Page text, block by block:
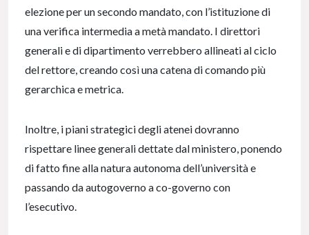
elezione per un secondo mandato, con l’istituzione di
una verifica intermedia a metà mandato. I direttori
generali e di dipartimento verrebbero allineati al ciclo
del rettore, creando così una catena di comando più
gerarchica e metrica.
Inoltre, i piani strategici degli atenei dovranno
rispettare linee generali dettate dal ministero, ponendo
di fatto fine alla natura autonoma dell’università e
passando da autogoverno a co-governo con
l’esecutivo.